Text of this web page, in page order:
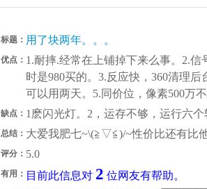
标题： 用了块两年。。。
优点： 1.耐摔.经常在上铺掉下来么事。2.
时是980买的。3.反应快，360清理
可以用两天。5.同价位，像素500万
缺点： 1麽闪光灯。2，运存不够，运行六
总结： 大爱我肥七~\(≧▽≦)/~性价比还有比
评分： 5.0
有用： 目前此信息对 2 位网友有帮助。